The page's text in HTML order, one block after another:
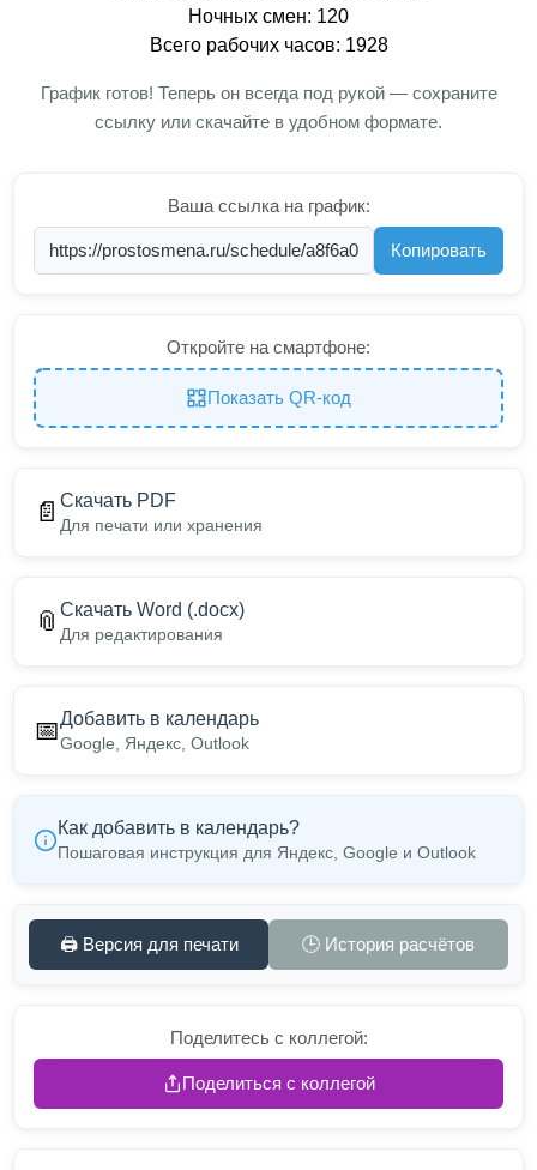
Ночных смен: 120
Всего рабочих часов: 1928
График готов! Теперь он всегда под рукой — сохраните
ссылку или скачайте в удобном формате.
Ваша ссылка на график:
Копировать
Откройте на смартфоне:
Показать QR-код
📄 Скачать PDF
Для печати или хранения
📎 Скачать Word (.docx)
Для редактирования
📅Добавить в календарь
Google, Яндекс, Outlook
Как добавить в календарь?
Пошаговая инструкция для Яндекс, Google и Outlook
🖨️ Версия для печати 🕒 История расчётов
Поделитесь с коллегой:
Поделиться с коллегой